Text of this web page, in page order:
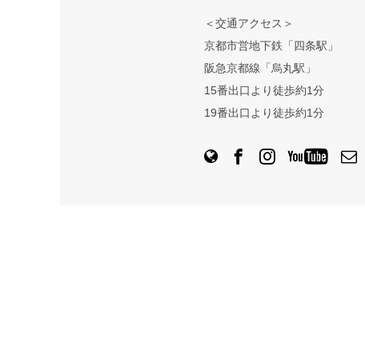
＜交通アクセス＞
京都市営地下鉄「四条駅」
阪急京都線「烏丸駅」
15番出口より徒歩約1分
19番出口より徒歩約1分